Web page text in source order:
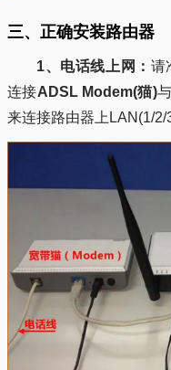
三、正确安装路由器
1、电话线上网： 请
连接ADSL Modem(猫)
来连接路由器上LAN(1/2/